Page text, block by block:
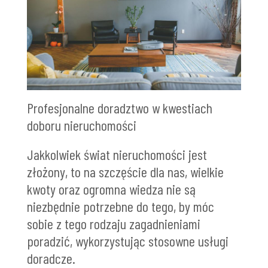
Profesjonalne doradztwo w kwestiach
doboru nieruchomości
Jakkolwiek świat nieruchomości jest
złożony, to na szczęście dla nas, wielkie
kwoty oraz ogromna wiedza nie są
niezbędnie potrzebne do tego, by móc
sobie z tego rodzaju zagadnieniami
poradzić, wykorzystując stosowne usługi
doradcze.